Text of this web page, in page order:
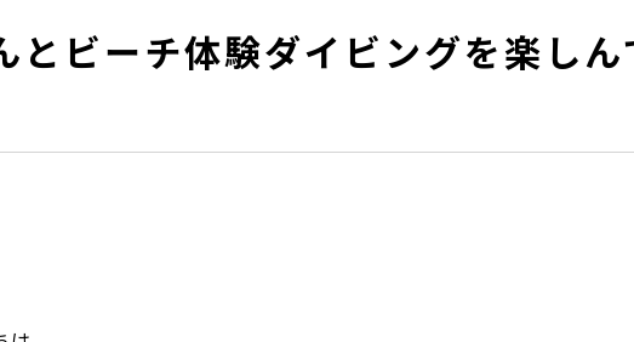
ビーチ体験ダイビングを楽しん